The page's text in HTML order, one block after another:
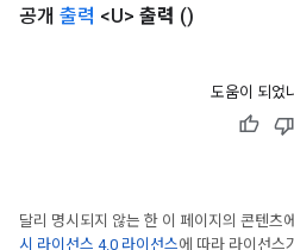
공개 출력 <U> 출력 ()
도움이 되었
달리 명시되지 않는 한 이 페이지의 콘텐츠
시 라이선스 4.0 라이선스에 따라 라이선스